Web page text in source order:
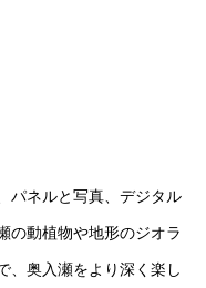
パネルと写真、デジタル
の動植物や地形のジオラ
、奥入瀬をより深く楽し